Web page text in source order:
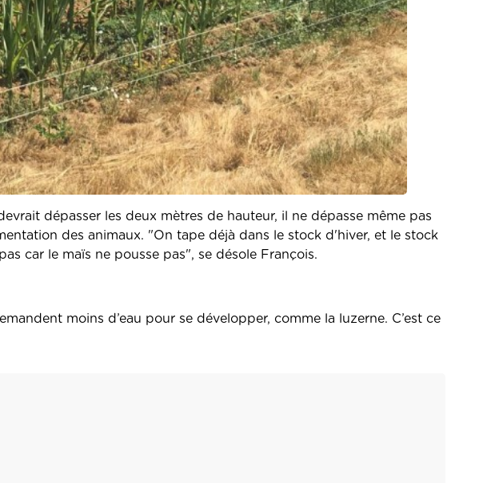
dépasser les deux mètres de hauteur, il ne dépasse même pas
des animaux. "On tape déjà dans le stock d'hiver, et le stock
car le maïs ne pousse pas", se désole François.
moins d’eau pour se développer, comme la luzerne. C’est ce